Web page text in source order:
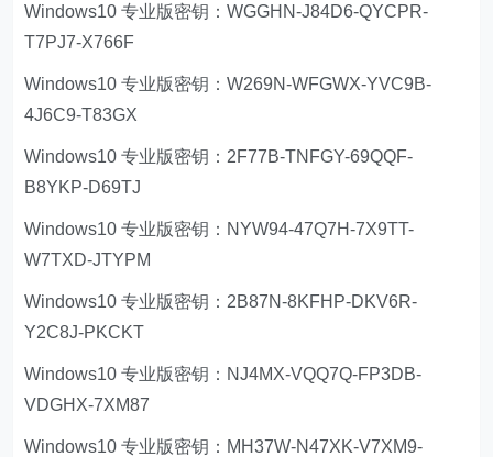
Windows10 专业版密钥：WGGHN-J84D6-QYCPR-
T7PJ7-X766F
Windows10 专业版密钥：W269N-WFGWX-YVC9B-
4J6C9-T83GX
Windows10 专业版密钥：2F77B-TNFGY-69QQF-
B8YKP-D69TJ
Windows10 专业版密钥：NYW94-47Q7H-7X9TT-
W7TXD-JTYPM
Windows10 专业版密钥：2B87N-8KFHP-DKV6R-
Y2C8J-PKCKT
Windows10 专业版密钥：NJ4MX-VQQ7Q-FP3DB-
VDGHX-7XM87
Windows10 专业版密钥：MH37W-N47XK-V7XM9-